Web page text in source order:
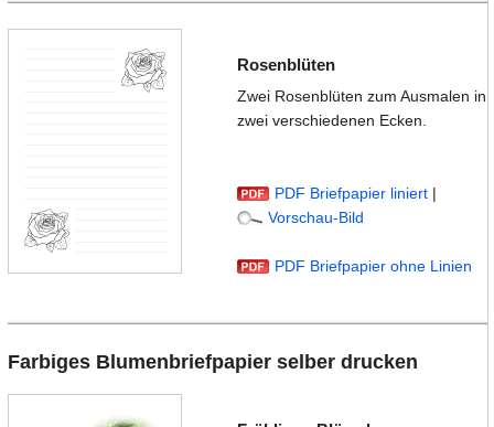
Rosenblüten
Zwei Rosenblüten zum Ausmalen in
zwei verschiedenen Ecken.
PDF Briefpapier liniert |
Vorschau-Bild
PDF Briefpapier ohne Linien
Farbiges Blumenbriefpapier selber drucken